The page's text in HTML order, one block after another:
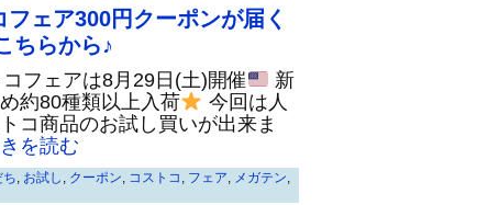
フェア300円クーポンが届く
ちらから♪
フェアは8月29日(土)開催
新
約80種類以上入荷
今回は人
コ商品のお試し買いが出来ま
を読む
ち, お試し , クーポン, コストコ , フェア, メガテン,